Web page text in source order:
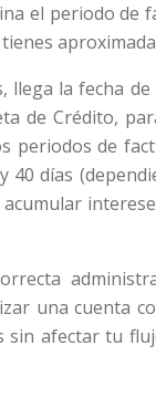
el periodo de
llega la fecha
de Crédito,
periodos de
40 días
una cuenta
afectar tu